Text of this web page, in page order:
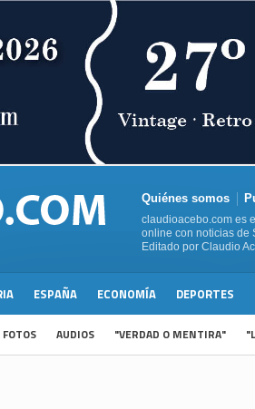
Quiénes somos
claudioacebo.com es
online con noticias de
Editado por Claudio
ESPAÑA ECONOMÍA DEPORTES
AUDIOS "VERDAD O MENTIRA"